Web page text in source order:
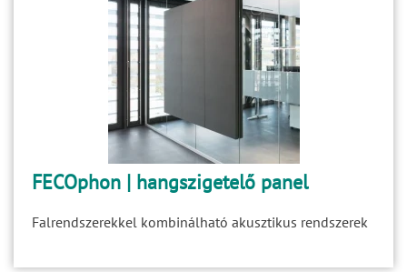
FECOphon | hangszigetelő panel
Falrendszerekkel kombinálható akusztikus rendszerek